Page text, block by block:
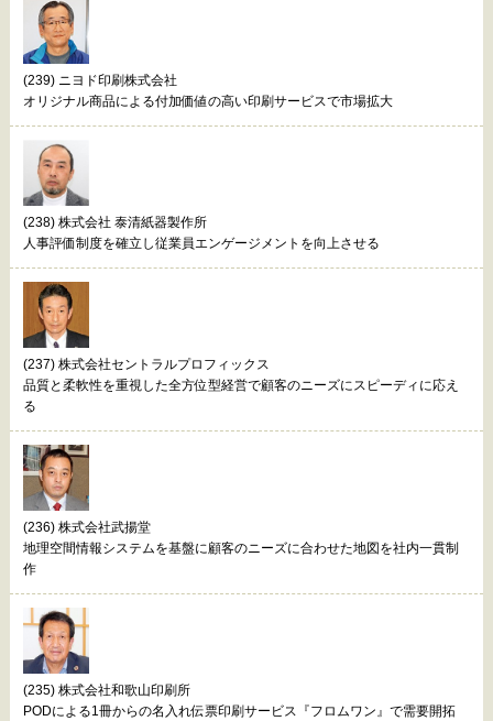
(239) ニヨド印刷株式会社
オリジナル商品による付加価値の高い印刷サービスで市場拡大
(238) 株式会社 泰清紙器製作所
人事評価制度を確立し従業員エンゲージメントを向上させる
(237) 株式会社セントラルプロフィックス
品質と柔軟性を重視した全方位型経営で顧客のニーズにスピーディに応え
る
(236) 株式会社武揚堂
地理空間情報システムを基盤に顧客のニーズに合わせた地図を社内一貫制
作
(235) 株式会社和歌山印刷所
PODによる1冊からの名入れ伝票印刷サービス『フロムワン』で需要開拓